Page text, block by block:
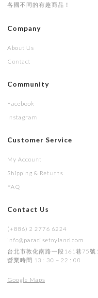
各國不同的有趣商品！
Company
About Us
Contact
Community
Facebook
Instagram
Customer Service
My Account
Shipping & Returns
FAQ
Contact Us
(+886) 2 2776 6224
info@paradisetoyland.com
台北市敦化南路一段161巷75號
營業時間 13 : 30 – 22 : 00
Google Maps